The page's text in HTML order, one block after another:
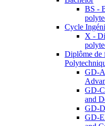
BS -
Cycle
X -
Diplôme de
GD-
GD-
and
GD-
GD-